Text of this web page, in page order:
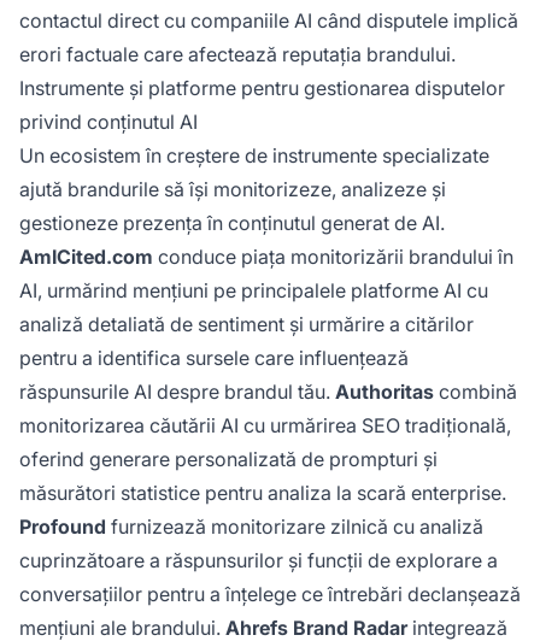
contactul direct cu companiile AI când disputele implică
erori factuale care afectează reputația brandului.
Instrumente și platforme pentru gestionarea disputelor
privind conținutul AI
Un ecosistem în creștere de instrumente specializate
ajută brandurile să își monitorizeze, analizeze și
gestioneze prezența în conținutul generat de AI.
AmICited.com conduce piața monitorizării brandului în
AI, urmărind mențiuni pe principalele platforme AI cu
analiză detaliată de sentiment și urmărire a citărilor
pentru a identifica sursele care influențează
răspunsurile AI despre brandul tău. Authoritas combină
monitorizarea căutării AI cu urmărirea SEO tradițională,
oferind generare personalizată de prompturi și
măsurători statistice pentru analiza la scară enterprise.
Profound furnizează monitorizare zilnică cu analiză
cuprinzătoare a răspunsurilor și funcții de explorare a
conversațiilor pentru a înțelege ce întrebări declanșează
mențiuni ale brandului. Ahrefs Brand Radarintegrează